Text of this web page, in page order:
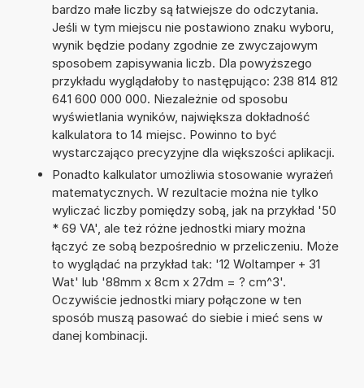
bardzo małe liczby są łatwiejsze do odczytania.
Jeśli w tym miejscu nie postawiono znaku wyboru,
wynik będzie podany zgodnie ze zwyczajowym
sposobem zapisywania liczb. Dla powyższego
przykładu wyglądałoby to następująco: 238 814 812
641 600 000 000. Niezależnie od sposobu
wyświetlania wyników, największa dokładność
kalkulatora to 14 miejsc. Powinno to być
wystarczająco precyzyjne dla większości aplikacji.
Ponadto kalkulator umożliwia stosowanie wyrażeń
matematycznych. W rezultacie można nie tylko
wyliczać liczby pomiędzy sobą, jak na przykład '50
* 69 VA', ale też różne jednostki miary można
łączyć ze sobą bezpośrednio w przeliczeniu. Może
to wyglądać na przykład tak: '12 Woltamper + 31
Wat' lub '88mm x 8cm x 27dm = ? cm^3'.
Oczywiście jednostki miary połączone w ten
sposób muszą pasować do siebie i mieć sens w
danej kombinacji.